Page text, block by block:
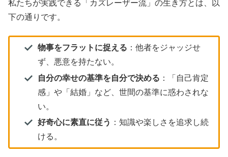
私たちが実践できる「カズレーザー流」の生き方とは、以
下の通りです。
物事をフラットに捉える ：他者をジャッジせ
ず、悪意を持たない。
自分の幸せの基準を自分で決める ：「自己肯定
感」や「結婚」など、世間の基準に惑わされな
い。
好奇心に素直に従う ：知識や楽しさを追求し続
ける。